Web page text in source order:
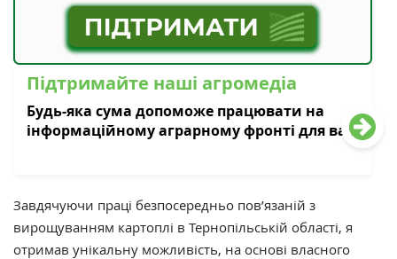
Підтримайте наші агромедіа
Будь-яка сума допоможе працювати на
інформаційному аграрному фронті для вас
Завдячуючи праці безпосередньо пов’язаній з
вирощуванням картоплі в Тернопільській області, я
отримав унікальну можливість, на основі власного